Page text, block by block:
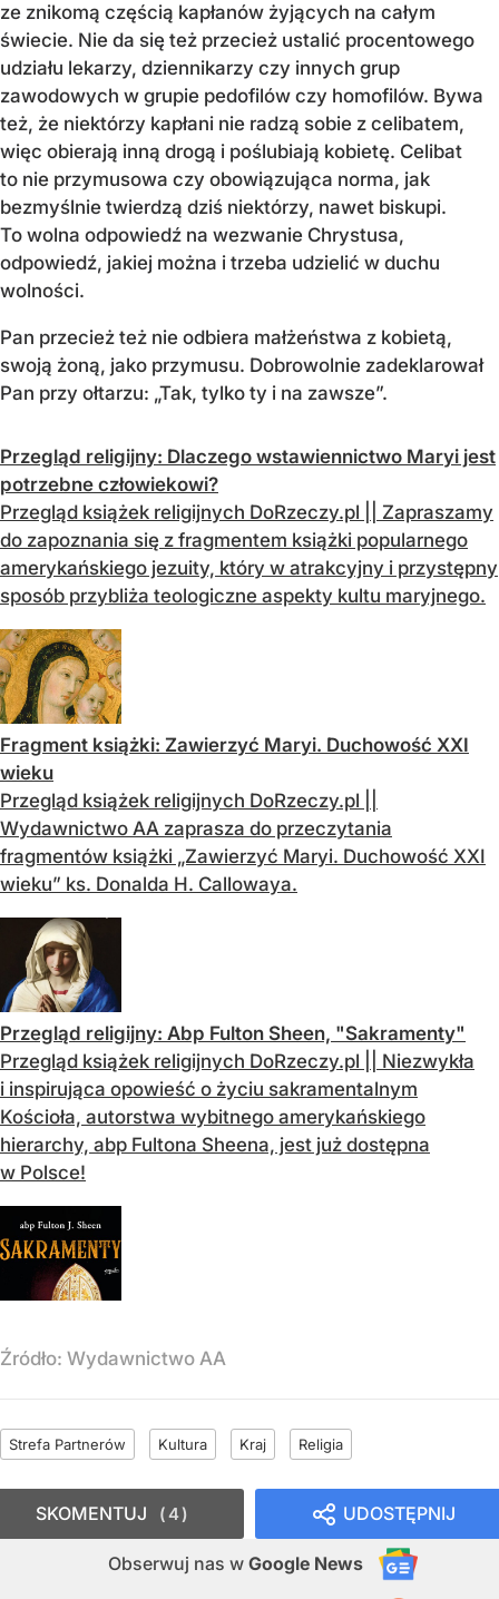
ze znikomą częścią kapłanów żyjących na całym
świecie. Nie da się też przecież ustalić procentowego
udziału lekarzy, dziennikarzy czy innych grup
zawodowych w grupie pedofilów czy homofilów. Bywa
też, że niektórzy kapłani nie radzą sobie z celibatem,
więc obierają inną drogą i poślubiają kobietę. Celibat
to nie przymusowa czy obowiązująca norma, jak
bezmyślnie twierdzą dziś niektórzy, nawet biskupi.
To wolna odpowiedź na wezwanie Chrystusa,
odpowiedź, jakiej można i trzeba udzielić w duchu
wolności.
Pan przecież też nie odbiera małżeństwa z kobietą,
swoją żoną, jako przymusu. Dobrowolnie zadeklarował
Pan przy ołtarzu: „Tak, tylko ty i na zawsze”.
Przegląd religijny: Dlaczego wstawiennictwo Maryi jest
potrzebne człowiekowi?
Przegląd książek religijnych DoRzeczy.pl || Zapraszamy
do zapoznania się z fragmentem książki popularnego
amerykańskiego jezuity, który w atrakcyjny i przystępny
sposób przybliża teologiczne aspekty kultu maryjnego.
Fragment książki: Zawierzyć Maryi. Duchowość XXI
wieku
Przegląd książek religijnych DoRzeczy.pl ||
Wydawnictwo AA zaprasza do przeczytania
fragmentów książki „Zawierzyć Maryi. Duchowość XXI
wieku” ks. Donalda H. Callowaya.
Przegląd religijny: Abp Fulton Sheen, "Sakramenty"
Przegląd książek religijnych DoRzeczy.pl || Niezwykła
i inspirująca opowieść o życiu sakramentalnym
Kościoła, autorstwa wybitnego amerykańskiego
hierarchy, abp Fultona Sheena, jest już dostępna
w Polsce!
Źródło: Wydawnictwo AA
Strefa Partnerów Kultura Kraj Religia
UDOSTĘPNIJ
Obserwuj nas w Google News
SKOMENTUJ 4